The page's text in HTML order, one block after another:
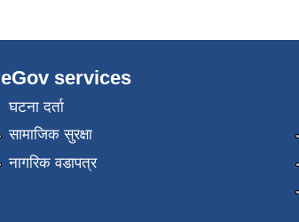
eGov services
घटना दर्ता
सामाजिक सुरक्षा
नागरिक वडापत्र